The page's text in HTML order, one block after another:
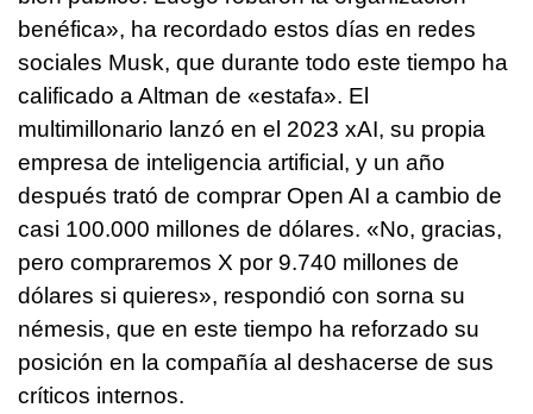
benéfica», ha recordado estos días en redes
sociales Musk, que durante todo este tiempo ha
calificado a Altman de «estafa». El
multimillonario lanzó en el 2023 xAI, su propia
empresa de inteligencia artificial, y un año
después trató de comprar Open AI a cambio de
casi 100.000 millones de dólares. «No, gracias,
pero compraremos X por 9.740 millones de
dólares si quieres», respondió con sorna su
némesis, que en este tiempo ha reforzado su
posición en la compañía al deshacerse de sus
críticos internos.